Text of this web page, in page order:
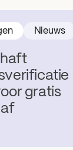
gratis
Nieuws